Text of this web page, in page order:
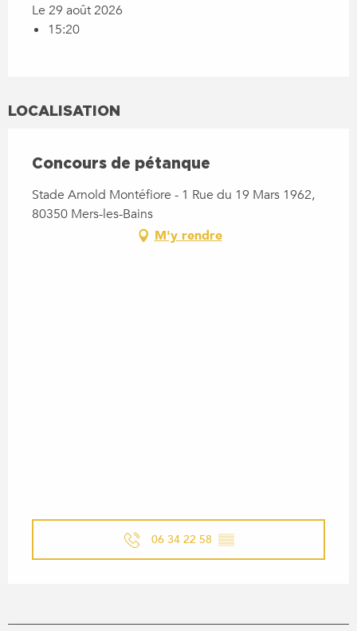
Le 29 août 2026
15:20
LOCALISATION
Concours de pétanque
Stade Arnold Montéfiore - 1 Rue du 19 Mars 1962,
80350 Mers-les-Bains
M'y rendre
06 34 22 58 ▒▒